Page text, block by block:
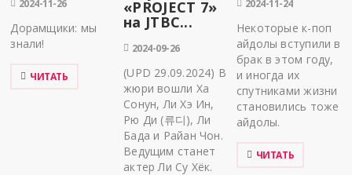
2024-11-26
Дорамщики: мы
знали!
ЧИТАТЬ
«PROJECT 7»
на JTBC...
2024-09-26
(UPD 29.09.2024) В
жюри вошли Ха
Сонун, Ли Хэ Ин,
Рю Ди (류디), Ли
Бада и Райан Чон.
Ведущим станет
актер Ли Су Хёк.
2024-11-24
Некоторые к-поп
айдолы вступили в
брак в этом году,
и иногда их
спутниками жизни
становились тоже
айдолы.
ЧИТАТЬ